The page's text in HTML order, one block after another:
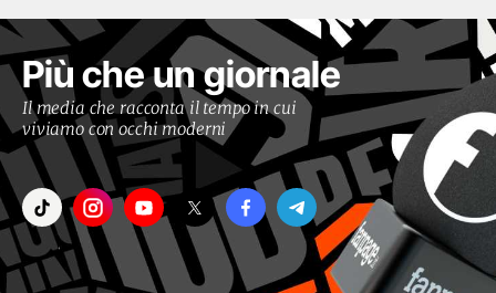
Più che un giornale
Il media che racconta il tempo in cui
viviamo con occhi moderni